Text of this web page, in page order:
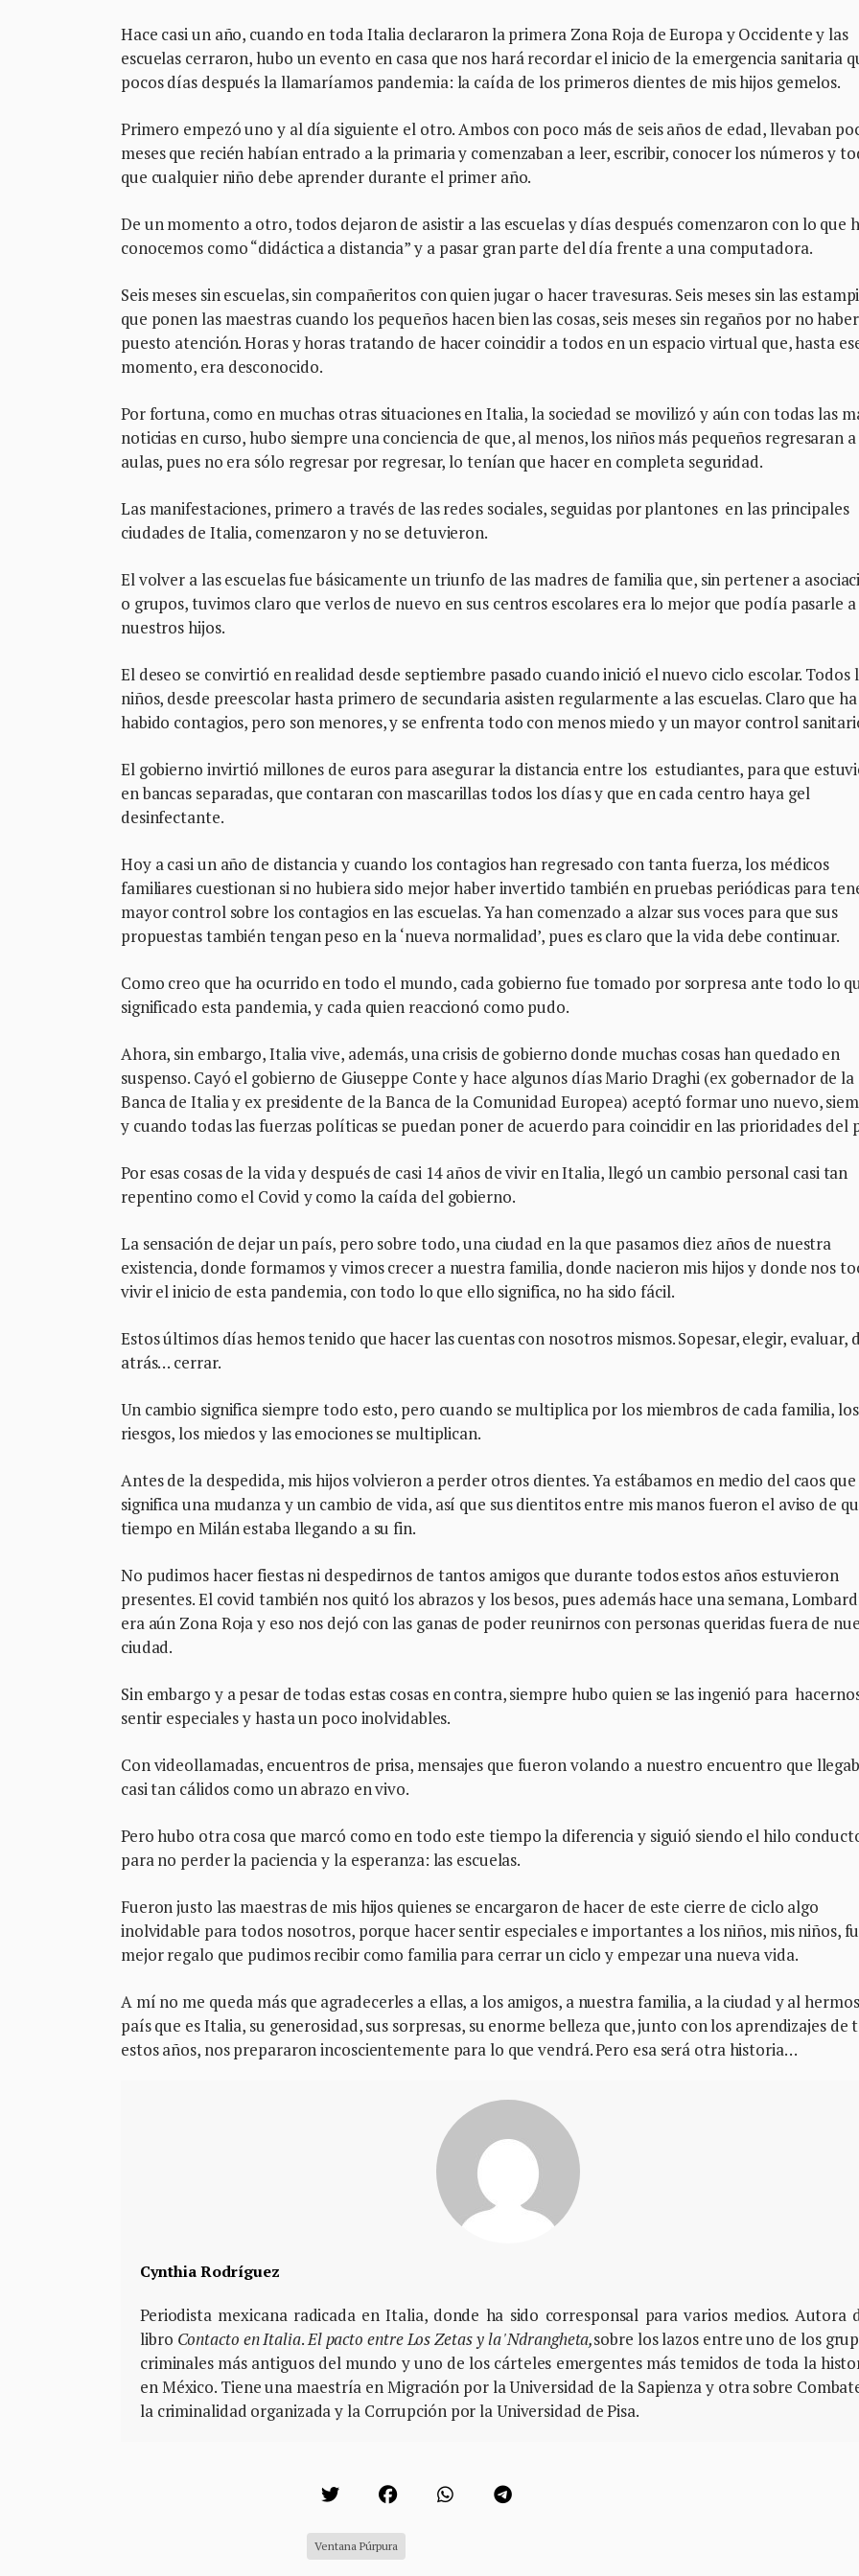
Hace casi un año, cuando en toda Italia declararon la primera Zona Roja de Europa y Occidente y las
escuelas cerraron, hubo un evento en casa que nos hará recordar el inicio de la emergencia sanitaria
pocos días después la llamaríamos pandemia: la caída de los primeros dientes de mis hijos gemelos.
Primero empezó uno y al día siguiente el otro. Ambos con poco más de seis años de edad, llevaban
meses que recién habían entrado a la primaria y comenzaban a leer, escribir, conocer los números y
que cualquier niño debe aprender durante el primer año.
De un momento a otro, todos dejaron de asistir a las escuelas y días después comenzaron con lo que
conocemos como “didáctica a distancia” y a pasar gran parte del día frente a una computadora.
Seis meses sin escuelas, sin compañeritos con quien jugar o hacer travesuras. Seis meses sin las
que ponen las maestras cuando los pequeños hacen bien las cosas, seis meses sin regaños por no haber
puesto atención. Horas y horas tratando de hacer coincidir a todos en un espacio virtual que, hasta
momento, era desconocido.
Por fortuna, como en muchas otras situaciones en Italia, la sociedad se movilizó y aún con todas las
noticias en curso, hubo siempre una conciencia de que, al menos, los niños más pequeños regresaran a
aulas, pues no era sólo regresar por regresar, lo tenían que hacer en completa seguridad.
Las manifestaciones, primero a través de las redes sociales, seguidas por plantones en las principales
ciudades de Italia, comenzaron y no se detuvieron.
El volver a las escuelas fue básicamente un triunfo de las madres de familia que, sin pertener a
o grupos, tuvimos claro que verlos de nuevo en sus centros escolares era lo mejor que podía pasarle a
nuestros hijos.
El deseo se convirtió en realidad desde septiembre pasado cuando inició el nuevo ciclo escolar. Todos
niños, desde preescolar hasta primero de secundaria asisten regularmente a las escuelas. Claro que ha
habido contagios, pero son menores, y se enfrenta todo con menos miedo y un mayor control
El gobierno invirtió millones de euros para asegurar la distancia entre los estudiantes, para que
en bancas separadas, que contaran con mascarillas todos los días y que en cada centro haya gel
desinfectante.
Hoy a casi un año de distancia y cuando los contagios han regresado con tanta fuerza, los médicos
familiares cuestionan si no hubiera sido mejor haber invertido también en pruebas periódicas para
mayor control sobre los contagios en las escuelas. Ya han comenzado a alzar sus voces para que sus
propuestas también tengan peso en la ‘nueva normalidad’, pues es claro que la vida debe continuar.
Como creo que ha ocurrido en todo el mundo, cada gobierno fue tomado por sorpresa ante todo lo
significado esta pandemia, y cada quien reaccionó como pudo.
Ahora, sin embargo, Italia vive, además, una crisis de gobierno donde muchas cosas han quedado en
suspenso. Cayó el gobierno de Giuseppe Conte y hace algunos días Mario Draghi (ex gobernador de la
Banca de Italia y ex presidente de la Banca de la Comunidad Europea) aceptó formar uno nuevo,
y cuando todas las fuerzas políticas se puedan poner de acuerdo para coincidir en las prioridades del
Por esas cosas de la vida y después de casi 14 años de vivir en Italia, llegó un cambio personal casi tan
repentino como el Covid y como la caída del gobierno.
La sensación de dejar un país, pero sobre todo, una ciudad en la que pasamos diez años de nuestra
existencia, donde formamos y vimos crecer a nuestra familia, donde nacieron mis hijos y donde nos
vivir el inicio de esta pandemia, con todo lo que ello significa, no ha sido fácil.
Estos últimos días hemos tenido que hacer las cuentas con nosotros mismos. Sopesar, elegir, evaluar,
atrás… cerrar.
Un cambio significa siempre todo esto, pero cuando se multiplica por los miembros de cada familia, los
riesgos, los miedos y las emociones se multiplican.
Antes de la despedida, mis hijos volvieron a perder otros dientes. Ya estábamos en medio del caos que
significa una mudanza y un cambio de vida, así que sus dientitos entre mis manos fueron el aviso de
tiempo en Milán estaba llegando a su fin.
No pudimos hacer fiestas ni despedirnos de tantos amigos que durante todos estos años estuvieron
presentes. El covid también nos quitó los abrazos y los besos, pues además hace una semana,
era aún Zona Roja y eso nos dejó con las ganas de poder reunirnos con personas queridas fuera de
ciudad.
Sin embargo y a pesar de todas estas cosas en contra, siempre hubo quien se las ingenió para
sentir especiales y hasta un poco inolvidables.
Con videollamadas, encuentros de prisa, mensajes que fueron volando a nuestro encuentro que
casi tan cálidos como un abrazo en vivo.
Pero hubo otra cosa que marcó como en todo este tiempo la diferencia y siguió siendo el hilo
para no perder la paciencia y la esperanza: las escuelas.
Fueron justo las maestras de mis hijos quienes se encargaron de hacer de este cierre de ciclo algo
inolvidable para todos nosotros, porque hacer sentir especiales e importantes a los niños, mis niños,
mejor regalo que pudimos recibir como familia para cerrar un ciclo y empezar una nueva vida.
A mí no me queda más que agradecerles a ellas, a los amigos, a nuestra familia, a la ciudad y al
país que es Italia, su generosidad, sus sorpresas, su enorme belleza que, junto con los aprendizajes de
estos años, nos prepararon incoscientemente para lo que vendrá. Pero esa será otra historia…
Cynthia Rodríguez
Periodista mexicana radicada en Italia, donde ha sido corresponsal para varios medios. Autora
libro Contacto en Italia.El pacto entre Los Zetas y la 'Ndrangheta,sobre los lazos entre uno de los
criminales más antiguos del mundo y uno de los cárteles emergentes más temidos de toda la
en México. Tiene una maestría en Migración por la Universidad de la Sapienza y otra sobre
la criminalidad organizada y la Corrupción por la Universidad de Pisa.
Ventana Púrpura